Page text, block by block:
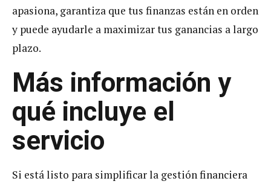
apasiona, garantiza que tus finanzas están en orden
y puede ayudarle a maximizar tus ganancias a largo
plazo.
Más información y
qué incluye el
servicio
Si está listo para simplificar la gestión financiera